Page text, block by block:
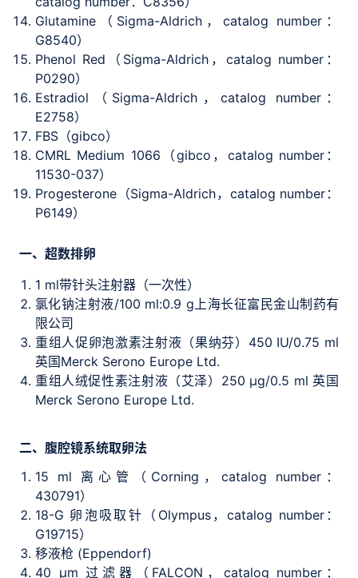
Glutamine（Sigma-Aldrich，catalog number：
G8540）
Phenol Red（Sigma-Aldrich，catalog number：
P0290）
Estradiol（Sigma-Aldrich，catalog number：
E2758）
FBS（gibco）
CMRL Medium 1066（gibco，catalog number：
11530-037）
Progesterone（Sigma-Aldrich，catalog number：
P6149）
一、超数排卵
1 ml带针头注射器（一次性）
氯化钠注射液/100 ml:0.9 g上海长征富民金山制药有
限公司
重组人促卵泡激素注射液（果纳芬）450 IU/0.75 ml
英国Merck Serono Europe Ltd.
重组人绒促性素注射液（艾泽）250 μg/0.5 ml 英国
Merck Serono Europe Ltd.
二、腹腔镜系统取卵法
15 ml 离心管（Corning，catalog number：
430791）
18-G 卵泡吸取针（Olympus，catalog number：
G19715）
移液枪 (Eppendorf)
40 μm 过滤器（FALCON，catalog number：